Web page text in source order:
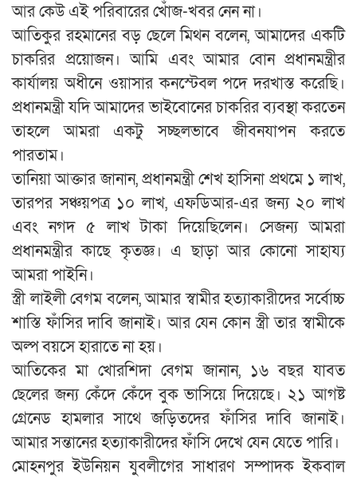
আর কেউ এই পরিবারের খোঁজ-খবর নেন না।
আতিকুর রহমানের বড় ছেলে মিথন বলেন, আমাদের একটি
চাকরির প্রয়োজন। আমি এবং আমার বোন প্রধানমন্ত্রীর
কার্যালয় অধীনে ওয়াসার কনস্টেবল পদে দরখাস্ত করেছি।
প্রধানমন্ত্রী যদি আমাদের ভাইবোনের চাকরির ব্যবস্থা করতেন
তাহলে আমরা একটু সচ্ছলভাবে জীবনযাপন করতে
পারতাম।
তানিয়া আক্তার জানান, প্রধানমন্ত্রী শেখ হাসিনা প্রথমে ১ লাখ,
তারপর সঞ্চয়পত্র ১০ লাখ, এফডিআর-এর জন্য ২০ লাখ
এবং নগদ ৫ লাখ টাকা দিয়েছিলেন। সেজন্য আমরা
প্রধানমন্ত্রীর কাছে কৃতজ্ঞ। এ ছাড়া আর কোনো সাহায্য
আমরা পাইনি।
স্ত্রী লাইলী বেগম বলেন, আমার স্বামীর হত্যাকারীদের সর্বোচ্চ
শাস্তি ফাঁসির দাবি জানাই। আর যেন কোন স্ত্রী তার স্বামীকে
অল্প বয়সে হারাতে না হয়।
আতিকের মা খোরশিদা বেগম জানান, ১৬ বছর যাবত
ছেলের জন্য কেঁদে কেঁদে বুক ভাসিয়ে দিয়েছে। ২১ আগষ্ট
গ্রেনেড হামলার সাথে জড়িতদের ফাঁসির দাবি জানাই।
আমার সন্তানের হত্যাকারীদের ফাঁসি দেখে যেন যেতে পারি।
মোহনপুর ইউনিয়ন যুবলীগের সাধারণ সম্পাদক ইকবাল